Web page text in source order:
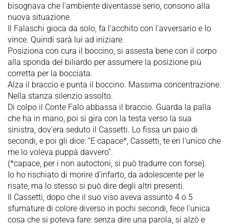
bisognava che l'ambiente diventasse serio, consono alla
nuova situazione.
Il Falaschi gioca da solo, fa l'acchito con l'avversario e lo
vince. Quindi sarà lui ad iniziare.
Posiziona con cura il boccino, si assesta bene con il corpo
alla sponda del biliardo per assumere la posizione più
corretta per la bocciata.
Alza il braccio e punta il boccino. Massima concentrazione.
Nella stanza silenzio assolto.
Di colpo il Conte Falo abbassa il braccio. Guarda la palla
che ha in mano, poi si gira con la testa verso la sua
sinistra, dov'era seduto il Cassetti. Lo fissa un paio di
secondi, e poi gli dice: “E capace*, Cassetti, te eri l'unico che
me lo voleva puppà davvero”.
(*capace, per i non autoctoni, si può tradurre con forse).
Io ho rischiato di morire d'infarto, da adolescente per le
risate, ma lo stesso si può dire degli altri presenti.
Il Cassetti, dopo che il suo viso aveva assunto 4 o 5
sfumature di colore diverso in pochi secondi, fece l'unica
cosa che si poteva fare: senza dire una parola, si alzò e